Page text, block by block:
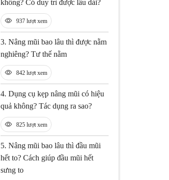
không? Có duy trì được lâu dài?
937 lượt xem
3. Nâng mũi bao lâu thì được nằm
nghiêng? Tư thế nằm
842 lượt xem
4. Dụng cụ kẹp nâng mũi có hiệu
quả không? Tác dụng ra sao?
825 lượt xem
5. Nâng mũi bao lâu thì đầu mũi
hết to? Cách giúp đầu mũi hết
sưng to